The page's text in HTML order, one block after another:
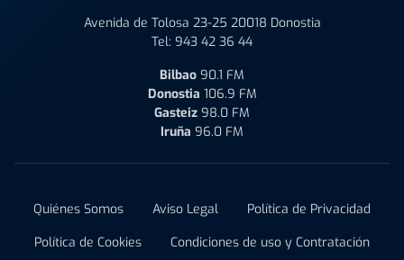
Avenida de Tolosa 23-25 20018 Donostia
Tel: 943 42 36 44
Bilbao 90.1 FM
Donostia 106.9 FM
Gasteiz 98.0 FM
Iruña 96.0 FM
Quiénes Somos Aviso Legal
Política de Privacidad
Política de Cookies
Condiciones de uso y Contratación